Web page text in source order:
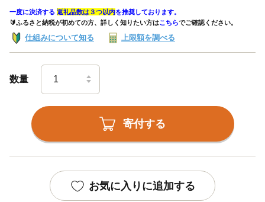
一度に決済する 返礼品数は３つ以内を推奨しております。
🔰ふるさと納税が初めての方、詳しく知りたい方はこちらでご確認ください。
仕組みについて知る 上限額を調べる
数量
寄付する
お気に入りに追加する